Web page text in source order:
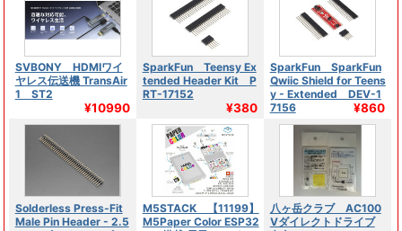
SVBONY HDMIワイ
ヤレス伝送機 TransAir
1 ST2
¥10990
SparkFun Teensy Ex
tended Header Kit P
RT-17152
¥380
SparkFun SparkFun
Qwiic Shield for Teens
y - Extended DEV-1
7156
¥860
Solderless Press-Fit
Male Pin Header - 2.5
M5STACK 【11199】
M5Paper Color ESP32
八ヶ岳クラブ AC100
Vダイレクトドライブ